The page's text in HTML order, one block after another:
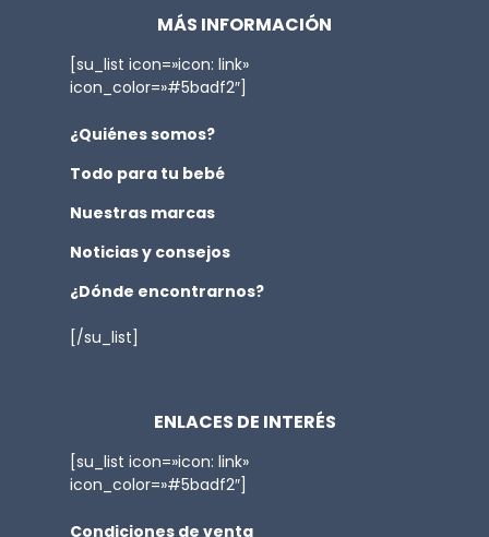
MÁS INFORMACIÓN
[su_list icon=»icon: link»
icon_color=»#5badf2″]
¿Quiénes somos?
Todo para tu bebé
Nuestras marcas
Noticias y consejos
¿Dónde encontrarnos?
[/su_list]
ENLACES DE INTERÉS
[su_list icon=»icon: link»
icon_color=»#5badf2″]
Condiciones de venta